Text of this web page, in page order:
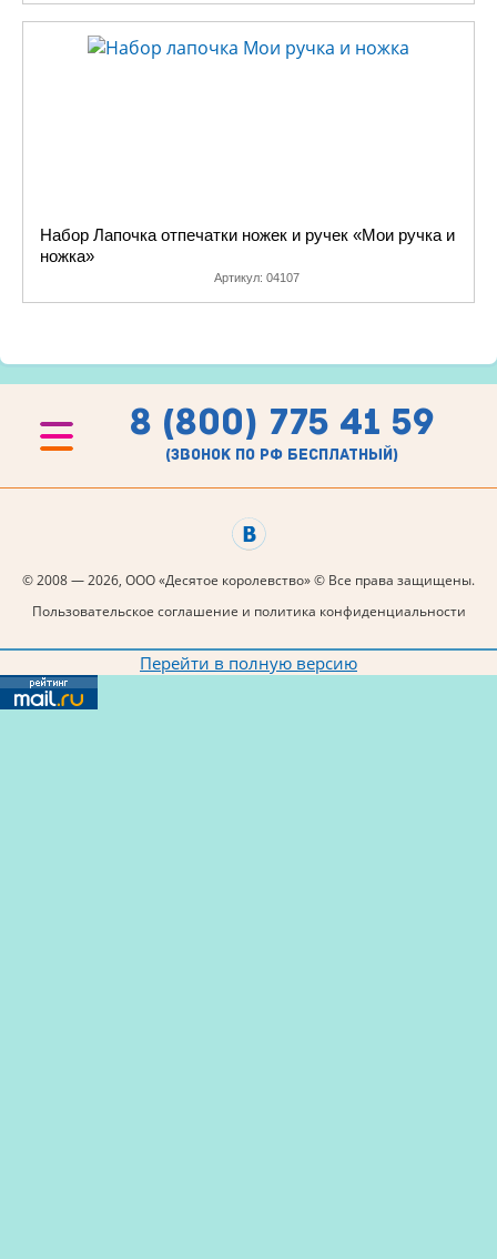
Набор Лапочка отпечатки ножек и ручек «Мои ручка и
ножка»
Артикул: 04107
8 (800) 775 41 59
(звонок по рф бесплатный)
© 2008 — 2026, ООО «Десятое королевство» © Все права защищены.
Пользовательское соглашение и политика конфиденциальности
Перейти в полную версию